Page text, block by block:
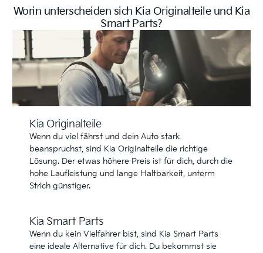
Worin unterscheiden sich Kia Originalteile und Kia
Smart Parts?
Kia Originalteile
Wenn du viel fährst und dein Auto stark
beanspruchst, sind Kia Originalteile die richtige
Lösung. Der etwas höhere Preis ist für dich, durch die
hohe Laufleistung und lange Haltbarkeit, unterm
Strich günstiger.
Kia Smart Parts
Wenn du kein Vielfahrer bist, sind Kia Smart Parts
eine ideale Alternative für dich. Du bekommst sie